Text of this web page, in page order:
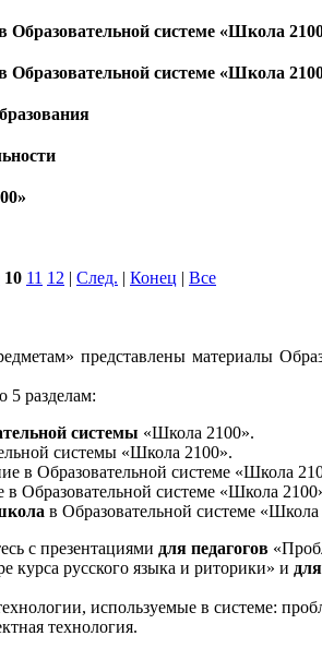
Образовательной системе «Школа
Образовательной системе «Школа
10 11 12 | След. | Конец | Все
представлены материалы
5 разделам:
системы «Школа 2100».
системы «Школа 2100».
в Образовательной системе «Школа
в Образовательной системе «Школа
в Образовательной системе «Школа
с презентациями для педагогов
курса русского языка и риторики» и
используемые в системе:
технология.